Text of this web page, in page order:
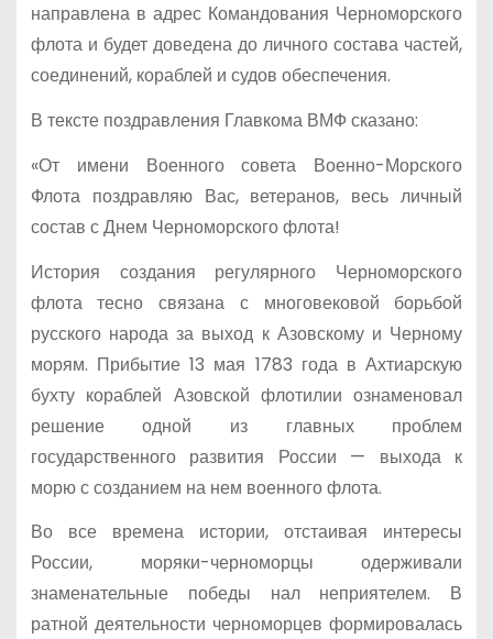
направлена в адрес Командования Черноморского
флота и будет доведена до личного состава частей,
соединений, кораблей и судов обеспечения.
В тексте поздравления Главкома ВМФ сказано:
«От имени Военного совета Военно-Морского
Флота поздравляю Вас, ветеранов, весь личный
состав с Днем Черноморского флота!
История создания регулярного Черноморского
флота тесно связана с многовековой борьбой
русского народа за выход к Азовскому и Черному
морям. Прибытие 13 мая 1783 года в Ахтиарскую
бухту кораблей Азовской флотилии ознаменовал
решение одной из главных проблем
государственного развития России — выхода к
морю с созданием на нем военного флота.
Во все времена истории, отстаивая интересы
России, моряки-черноморцы одерживали
знаменательные победы нал неприятелем. В
ратной деятельности черноморцев формировалась